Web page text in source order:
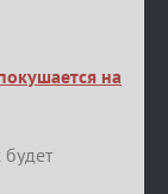
на